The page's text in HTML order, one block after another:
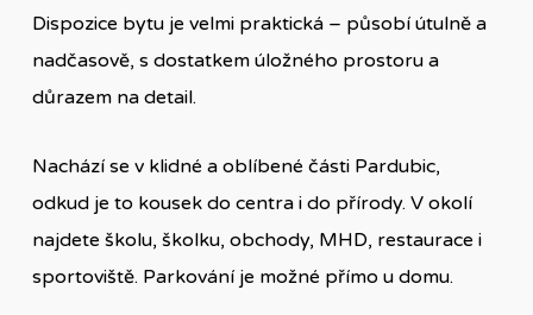
Dispozice bytu je velmi praktická – působí útulně a
nadčasově, s dostatkem úložného prostoru a
důrazem na detail.
Nachází se v klidné a oblíbené části Pardubic,
odkud je to kousek do centra i do přírody. V okolí
najdete školu, školku, obchody, MHD, restaurace i
sportoviště. Parkování je možné přímo u domu.